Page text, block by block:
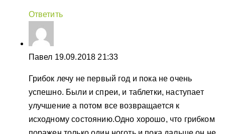
Ответить
Павел 19.09.2018 21:33
Грибок лечу не первый год и пока не очень
успешно. Были и спреи, и таблетки, наступает
улучшение а потом все возвращается к
исходному состоянию.Одно хорошо, что грибком